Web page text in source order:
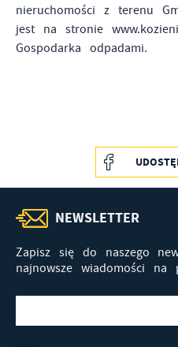
nieruchomości z terenu
jest na stronie
Gospodarka odpadami.
NEWSLETTER
Zapisz się do naszego
najnowsze wiadomości na